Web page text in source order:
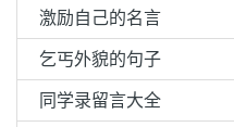
激励自己的名言
乞丐外貌的句子
同学录留言大全